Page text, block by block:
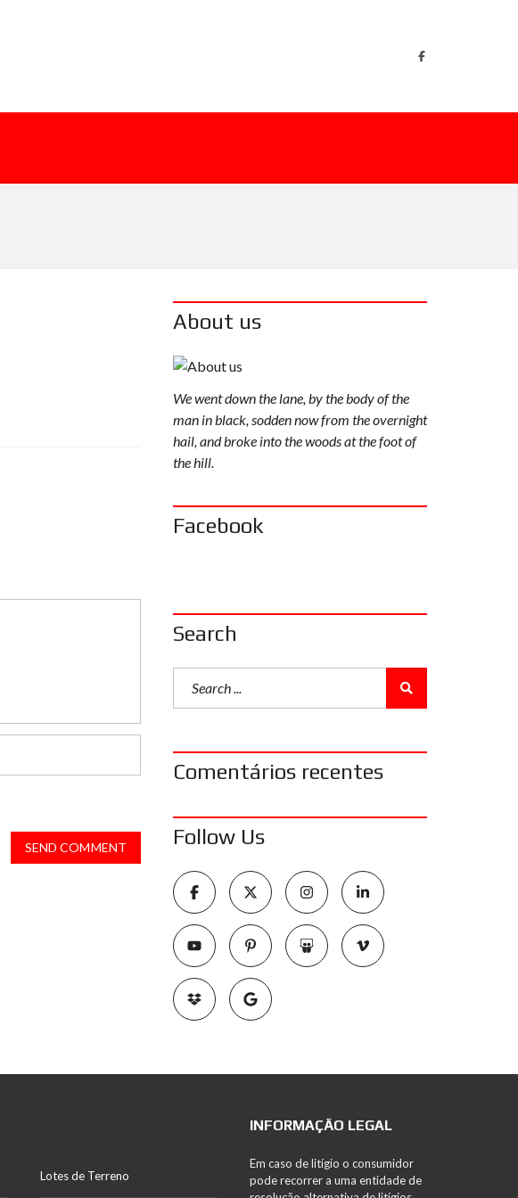
SEND COMMENT
About us
We went down the lane, by the body of the
man in black, sodden now from the overnight
hail, and broke into the woods at the foot of
the hill.
Facebook
Search
Comentários recentes
Follow Us
Lotes de Terreno
INFORMAÇÃO LEGAL
Em caso de litígio o consumidor
pode recorrer a uma entidade de